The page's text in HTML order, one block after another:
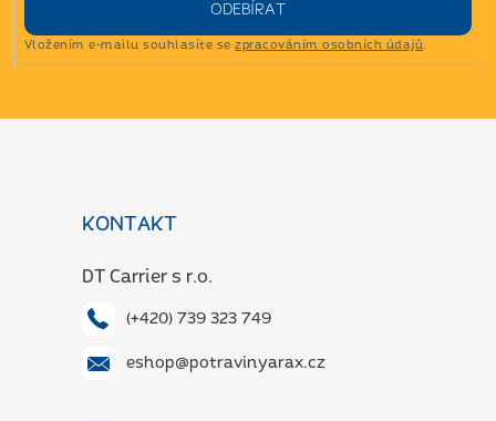
ODEBÍRAT
Vložením e-mailu souhlasíte sezpracováním osobních údajů.
KONTAKT
DT Carrier s r.o.
(+420) 739 323 749
eshop@potravinyarax.cz